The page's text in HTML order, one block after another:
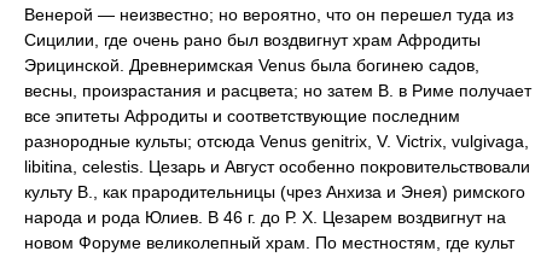
Венерой — неизвестно; но вероятно, что он перешел туда из
Сицилии, где очень рано был воздвигнут храм Афродиты
Эрицинской. Древнеримская Venus была богинею садов,
весны, произрастания и расцвета; но затем В. в Риме получает
все эпитеты Афродиты и соответствующие последним
разнородные культы; отсюда Venus genitrix, V. Victrix, vulgivaga,
libitina, celestis. Цезарь и Август особенно покровительствовали
культу В., как прародительницы (чрез Анхиза и Энея) римского
народа и рода Юлиев. В 46 г. до Р. X. Цезарем воздвигнут на
новом Форуме великолепный храм. По местностям, где культ